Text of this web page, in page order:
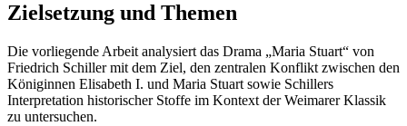
Zielsetzung und Themen
Die vorliegende Arbeit analysiert das Drama „Maria Stuart“ von
Friedrich Schiller mit dem Ziel, den zentralen Konflikt zwischen den
Königinnen Elisabeth I. und Maria Stuart sowie Schillers
Interpretation historischer Stoffe im Kontext der Weimarer Klassik
zu untersuchen.